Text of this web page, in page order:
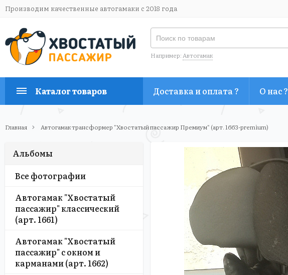
Производим качественные автогамаки с 2018 года
Например:Автогамак
Каталог товаров Доставка и оплата ? О нас ?
Главная Автогамак трансформер "Хвостатый пассажир Премиум" (арт. 1663-premium)
Альбомы
Все фотографии
Автогамак "Хвостатый
пассажир" классический
(арт. 1661)
Автогамак "Хвостатый
пассажир" с окном и
карманами (арт. 1662)